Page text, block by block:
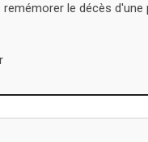
le décès d'une